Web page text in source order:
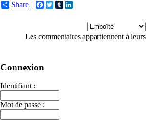
Share Facebook
TwitterTumblr
Les commentaires appartiennent à
Connexion
Identifiant :
Mot de passe :